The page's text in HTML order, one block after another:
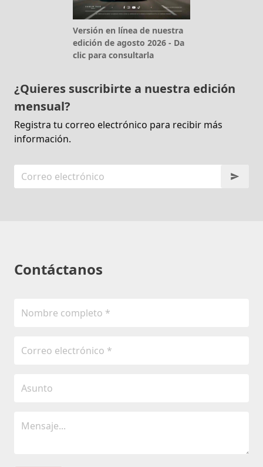
Versión en línea de nuestra
edición de agosto 2026 - Da
clic para consultarla
¿Quieres suscribirte a nuestra edición
mensual?
Registra tu correo electrónico para recibir más
información.
Contáctanos